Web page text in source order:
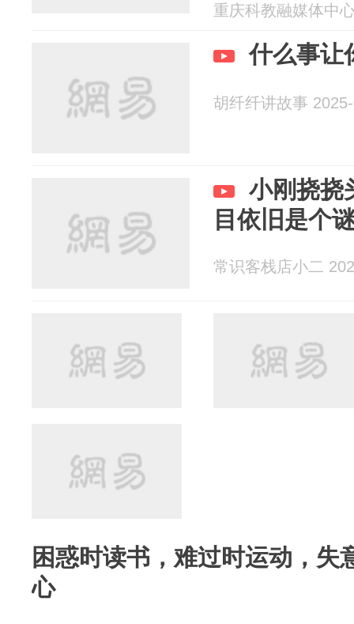
重庆科教融媒体中
什么事让
胡纤纤讲故事
小刚挠挠
目依旧是个
常识客栈店小二
困惑时读书，难过时运动，失
心